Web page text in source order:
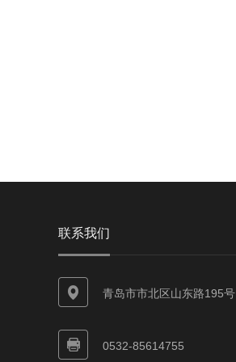
联系我们
青岛市市北区山东路195号
0532-85614755